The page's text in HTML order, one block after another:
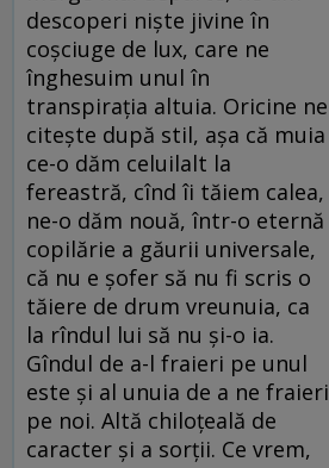
descoperi nişte jivine în
coşciuge de lux, care ne
înghesuim unul în
transpiraţia altuia. Oricine ne
citeşte după stil, aşa că muia
ce-o dăm celuilalt la
fereastră, cînd îi tăiem calea,
ne-o dăm nouă, într-o eternă
copilărie a găurii universale,
că nu e şofer să nu fi scris o
tăiere de drum vreunuia, ca
la rîndul lui să nu şi-o ia.
Gîndul de a-l fraieri pe unul
este şi al unuia de a ne fraieri
pe noi. Altă chiloţeală de
caracter şi a sorţii. Ce vrem,